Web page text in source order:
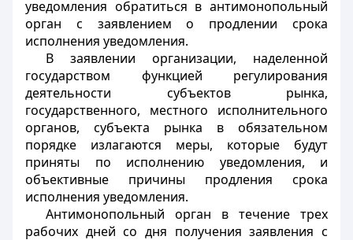
уведомления обратиться в антимонопольный
орган с заявлением о продлении срока
исполнения уведомления.
В заявлении организации, наделенной
государством функцией регулирования
деятельности субъектов рынка,
государственного, местного исполнительного
органов, субъекта рынка в обязательном
порядке излагаются меры, которые будут
приняты по исполнению уведомления, и
объективные причины продления срока
исполнения уведомления.
Антимонопольный орган в течение трех
рабочих дней со дня получения заявления с